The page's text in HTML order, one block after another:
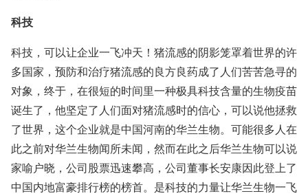
科技
科技，可以让企业一飞冲天！猪流感的阴影笼罩着世界的许
多国家，预防和治疗猪流感的良方良药成了人们苦苦急寻的
对象，终于，在很短的时间里一种极具科技含量的生物疫苗
诞生了，他坚定了人们面对猪流感时的信心，可以说他拯救
了世界，这个企业就是中国河南的华兰生物。可能很多人在
此之前对华兰生物闻所未闻，然而在此之后华兰生物可以说
家喻户晓，公司股票迅速攀高，公司董事长安康因此登上了
中国内地富豪排行榜的榜首。是科技的力量让华兰生物一飞